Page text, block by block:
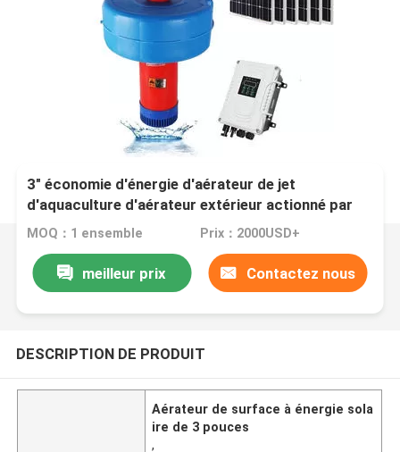
3" économie d'énergie d'aérateur de jet
d'aquaculture d'aérateur extérieur actionné par
Olar d'étang à poissons
MOQ：1 ensemble Prix：2000USD+
meilleur prix Contactez nous
DESCRIPTION DE PRODUIT
Aérateur de surface à énergie sola
ire de 3 pouces
,